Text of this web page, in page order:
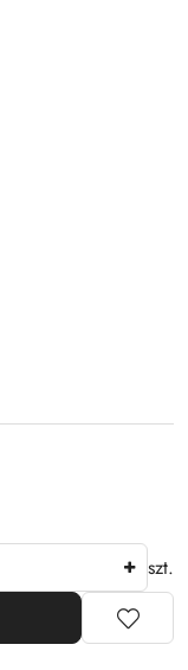
szt.